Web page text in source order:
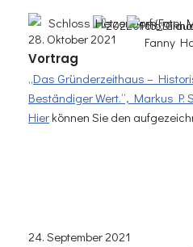
28. Oktober 2021
Vortrag
„Das Gründerzeithaus –
Beständiger Wert.“, Markus P.
Hier können Sie den
24. September 2021